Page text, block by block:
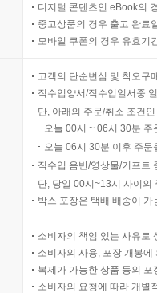
디지털 콘텐츠인 eBook의
중고상품의 경우 출고 완료
모바일 쿠폰의 경우 유효기
고객의 단순변심 및 착오구
직수입양서/직수입일서중
단, 아래의 주문/취소 조건
오늘 00시 ~ 06시 30분
오늘 06시 30분 이후 주
직수입 음반/영상물/기프트
단, 당일 00시~13시 사이의
박스 포장은 택배 배송이
소비자의 책임 있는 사유로
소비자의 사용, 포장 개봉
복제가 가능한 상품 등의
소비자의 요청에 따라 개별